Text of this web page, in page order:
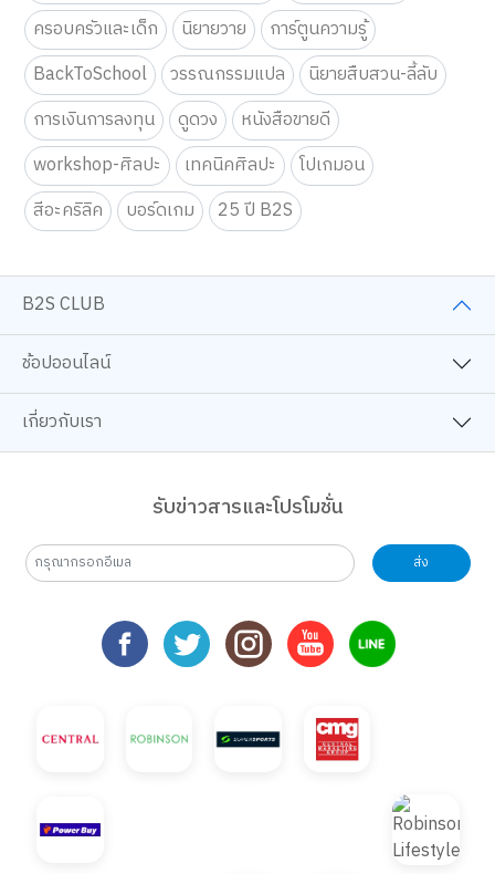
ครอบครัวและเด็ก
นิยายวาย
การ์ตูนความรู้
BackToSchool
วรรณกรรมแปล
นิยายสืบสวน-ลี้ลับ
การเงินการลงทุน
ดูดวง
หนังสือขายดี
workshop-ศิลปะ
เทคนิคศิลปะ
โปเกมอน
สีอะคริลิค
บอร์ดเกม 25 ปี B2S
B2S CLUB
ช้อปออนไลน์
เกี่ยวกับเรา
รับข่าวสารและโปรโมชั่น
ส่ง